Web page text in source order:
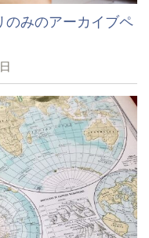
のみのアーカイブペ